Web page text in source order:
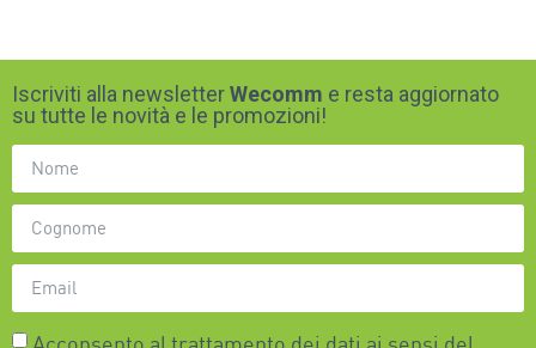
Iscriviti alla newsletterWecomm e resta aggiornato
su tutte le novità e le promozioni!
Acconsento al trattamento dei dati ai sensi del